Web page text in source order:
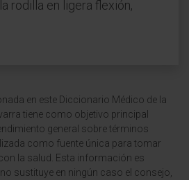
rodilla en ligera flexión,
en este Diccionario Médico de la
tiene como objetivo principal
general sobre términos
como fuente única para tomar
la salud. Esta información es
sustituye en ningún caso el consejo,